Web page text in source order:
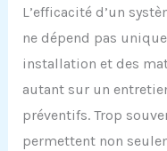
L’efficacité d’un
ne dépend pas
installation et des
autant sur un
préventifs. Trop
permettent non